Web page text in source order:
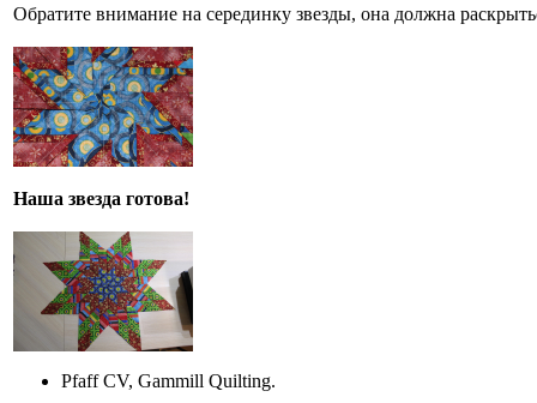
Обратите внимание на серединку звезды, она должна
Наша звезда готова!
Pfaff CV, Gammill Quilting.